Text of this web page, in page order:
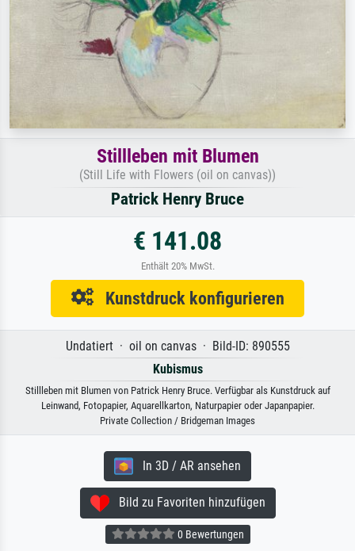
Stillleben mit Blumen
(Still Life with Flowers (oil on canvas))
Patrick Henry Bruce
€ 141.08
Enthält 20% MwSt.
Kunstdruck konfigurieren
Undatiert · oil on canvas · Bild-ID: 890555
Kubismus
Stillleben mit Blumen von Patrick Henry Bruce. Verfügbar als Kunstdruck auf
Leinwand, Fotopapier, Aquarellkarton, Naturpapier oder Japanpapier.
Private Collection / Bridgeman Images
In 3D / AR ansehen
Bild zu Favoriten hinzufügen
0 Bewertungen